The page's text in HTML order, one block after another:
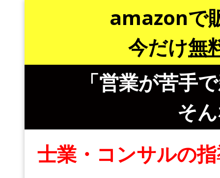
amazonで
今だけ無
「営業が苦手
そ
士業・コンサルの